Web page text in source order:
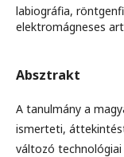
labiográfia,
elektromágneses
Absztrakt
A tanulmány a
ismerteti,
változó